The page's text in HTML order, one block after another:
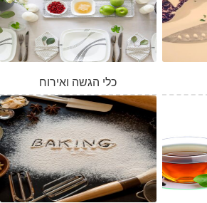
המלאי אזל
כלי הגשה ואירוח